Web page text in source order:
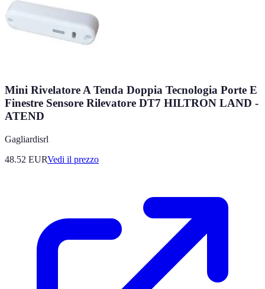
Mini Rivelatore A Tenda Doppia Tecnologia Porte E
Finestre Sensore Rilevatore DT7 HILTRON LAND -
ATEND
Gagliardisrl
48.52 EURVedi il prezzo